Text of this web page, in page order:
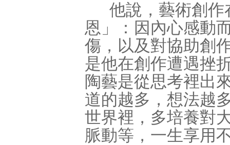
他說，藝術創
恩」：因內心感動
傷，以及對協助創
是他在創作遭遇挫
陶藝是從思考裡出
道的越多，想法越
世界裡，多培養對
脈動等，一生享用